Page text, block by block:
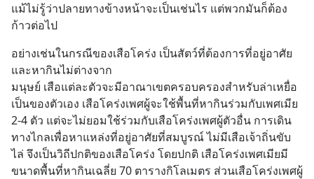
แม้ไม่รู้ว่าปลายทางข้างหน้าจะเป็นเช่นไร แต่พวกมันก็ต้อง
ก้าวต่อไป
อย่างเช่นในกรณีของเสือโคร่ง เป็นสัตว์ที่ต้องการที่อยู่อาศัย
และหากินไม่ต่างจาก
มนุษย์ เสือแต่ละตัวจะมีอาณาเขตครอบครองสำหรับล่าเหยื่อ
เป็นของตัวเอง เสือโคร่งเพศผู้จะใช้พื้นที่หากินร่วมกับเพศเมีย
2-4 ตัว แต่จะไม่ยอมใช้ร่วมกับเสือโคร่งเพศผู้ตัวอื่น การเดิน
ทางไกลเพื่อหาแหล่งที่อยู่อาศัยที่สมบูรณ์ ไม่มีเสือเจ้าถิ่นขับ
ไล่ จึงเป็นวิถีปกติของเสือโคร่ง โดยปกติ เสือโคร่งเพศเมียมี
ขนาดพื้นที่หากินเฉลี่ย 70 ตารางกิโลเมตร ส่วนเสือโคร่งเพศผู้